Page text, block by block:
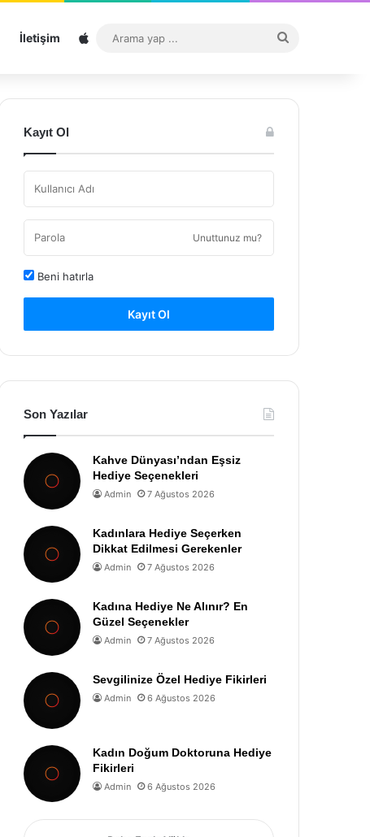
İletişim Sitemap
...
Kayıt Ol
Unuttunuz mu?
Beni hatırla
Kayıt Ol
Son Yazılar
Kahve Dünyası’ndan Eşsiz
Hediye Seçenekleri
Admin 7 Ağustos 2026
Kadınlara Hediye Seçerken
Dikkat Edilmesi Gerekenler
Admin 7 Ağustos 2026
Kadına Hediye Ne Alınır? En
Güzel Seçenekler
Admin 7 Ağustos 2026
Sevgilinize Özel Hediye Fikirleri
Admin 6 Ağustos 2026
Kadın Doğum Doktoruna Hediye
Fikirleri
Admin 6 Ağustos 2026